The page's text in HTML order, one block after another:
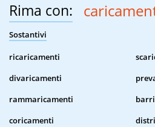
Rima con:
Sostantivi
ricaricamenti
divaricamenti
rammaricamenti
coricamenti